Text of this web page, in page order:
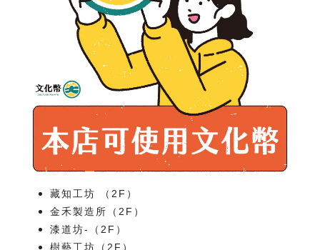
藏知工坊 （ 2 F ）
金禾製造所（ 2 F ）
漆道坊-（ 2 F ）
樹藝工坊（ 2 F ）